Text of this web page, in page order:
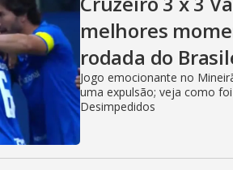
melhores
rodada do
Jogo emocionante no
uma expulsão; veja como
Desimpedidos